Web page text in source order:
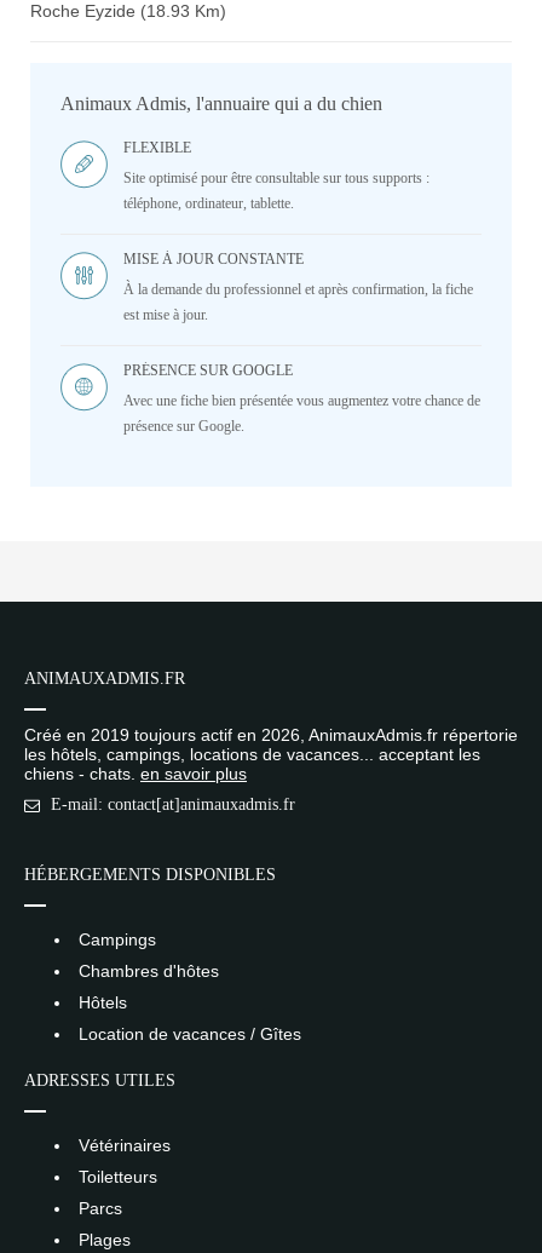
Roche Eyzide (18.93 Km)
Animaux Admis, l'annuaire qui a du chien
FLEXIBLE
Site optimisé pour être consultable sur tous supports :
téléphone, ordinateur, tablette.
MISE À JOUR CONSTANTE
À la demande du professionnel et après confirmation, la fiche
est mise à jour.
PRÉSENCE SUR GOOGLE
Avec une fiche bien présentée vous augmentez votre chance de
présence sur Google.
ANIMAUXADMIS.FR
Créé en 2019 toujours actif en 2026, AnimauxAdmis.fr répertorie
les hôtels, campings, locations de vacances... acceptant les
chiens - chats. en savoir plus
E-mail: contact[at]animauxadmis.fr
HÉBERGEMENTS DISPONIBLES
Campings
Chambres d'hôtes
Hôtels
Location de vacances / Gîtes
ADRESSES UTILES
Vétérinaires
Toiletteurs
Parcs
Plages